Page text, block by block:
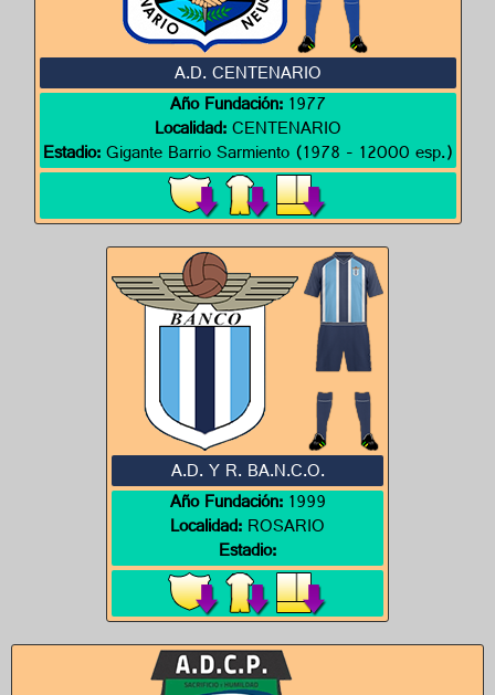
A.D. CENTENARIO
Año Fundación:1977
Localidad:CENTENARIO
Estadio:Gigante Barrio Sarmiento (1978 - 12000 esp.)
A.D. Y R. BA.N.C.O.
Año Fundación:1999
Localidad:ROSARIO
Estadio: